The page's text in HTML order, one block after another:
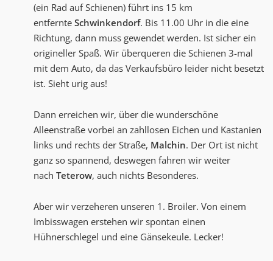
(ein Rad auf Schienen) führt ins 15 km
entfernte Schwinkendorf. Bis 11.00 Uhr in die eine
Richtung, dann muss gewendet werden. Ist sicher ein
origineller Spaß. Wir überqueren die Schienen 3-mal
mit dem Auto, da das Verkaufsbüro leider nicht besetzt
ist. Sieht urig aus!
Dann erreichen wir, über die wunderschöne
Alleenstraße vorbei an zahllosen Eichen und Kastanien
links und rechts der Straße, Malchin. Der Ort ist nicht
ganz so spannend, deswegen fahren wir weiter
nach Teterow, auch nichts Besonderes.
Aber wir verzeheren unseren 1. Broiler. Von einem
Imbisswagen erstehen wir spontan einen
Hühnerschlegel und eine Gänsekeule. Lecker!